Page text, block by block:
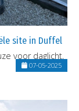
site in Duffel
voor daglicht,
07-05-2025